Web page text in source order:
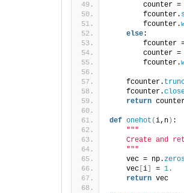
        counter =
        fcounter.
        fcounter.
else:
fcounter
        counter =
        fcounter.
    fcounter.
    fcounter.
return
def onehot (i,n ) :
"""
Create and
    "
""
    vec = np.
    vec
i = 1.
return vec